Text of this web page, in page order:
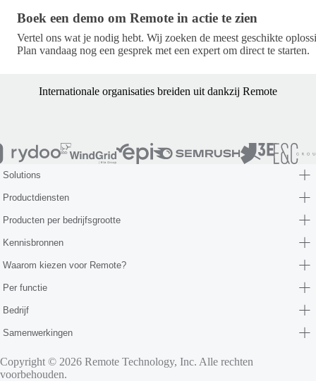
Boek een demo om Remote in actie te zien
Boek een demo om Remote in actie te zien
Vertel ons wat je nodig hebt. Wij zoeken de meest geschikte
Plan vandaag nog een gesprek met een expert om direct te starten.
Internationale organisaties breiden uit dankzij Remote
Solutions
Productdiensten
Producten per bedrijfsgrootte
Kennisbronnen
Waarom kiezen voor Remote?
Per functie
Bedrijf
Samenwerkingen
Copyright © 2026 Remote Technology, Inc. Alle rechten
voorbehouden.